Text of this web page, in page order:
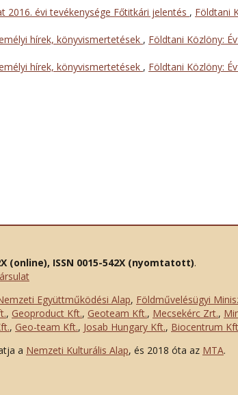
2016. évi tevékenysége Főtitkári jelentés , Földtani
hírek, könyvismertetések , Földtani Közlöny:
hírek, könyvismertetések , Földtani Közlöny:
(online), ISSN 0015-542X (nyomtatott).
Együttműködési Alap, Földművelésügyi
, Geoproduct Kft., Geoteam Kft., Mecsekérc Zrt.,
, Geo-team Kft., Josab Hungary Kft., Biocentrum
a Nemzeti Kulturális Alap, és 2018 óta az MTA.